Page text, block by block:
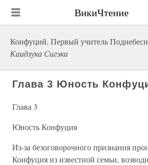
ВикиЧтение
Конфуций. Первый учитель
Каидзука Сигэки
Глава 3 Юность
Глава 3
Юность Конфуция
Из-за безоговорочного признания
Конфуция из известной семьи,